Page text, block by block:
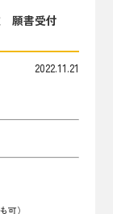
願書受付
2022.11.21
可）